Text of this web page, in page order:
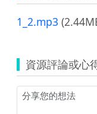
1_2.mp3
資源評論或心